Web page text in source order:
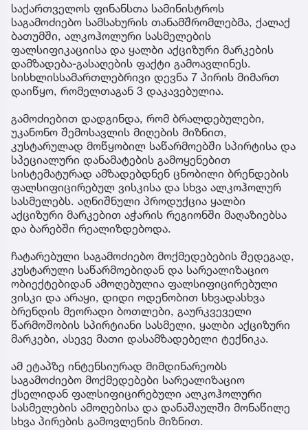
საქართველოს ფინანსთა სამინისტროს
საგამოძიებო სამსახურის თანამშრომლებმა, ქალაქ
ბათუმში, ალკოჰოლური სასმელების
ფალსიფიკაციისა და ყალბი აქციზური მარკების
დამზადება-გასაღების ფაქტი გამოავლინეს.
სისხლისსამართლებრივი დევნა 7 პირის მიმართ
დაიწყო, რომელთაგან 3 დაკავებულია.
გამოძიებით დადგინდა, რომ ბრალდებულები,
უკანონო შემოსავლის მიღების მიზნით,
კუსტარულად მოწყობილ საწარმოებში სპირტისა და
სპეციალური დანამატების გამოყენებით
სისტემატურად ამზადებდნენ ცნობილი ბრენდების
ფალსიფიცირებულ ვისკისა და სხვა ალკოჰოლურ
სასმელებს. აღნიშნული პროდუქცია ყალბი
აქციზური მარკებით აჭარის რეგიონში მაღაზიებსა
და ბარებში რეალიზდებოდა.
ჩატარებული საგამოძიებო მოქმედებების შედეგად,
კუსტარული საწარმოებიდან და სარეალიზაციო
ობიექტებიდან ამოღებულია ფალსიფიცირებული
ვისკი და არაყი, დიდი ოდენობით სხვადასხვა
ბრენდის მეორადი ბოთლები, გაურკვეველი
წარმოშობის სპირტიანი სასმელი, ყალბი აქციზური
მარკები, ასევე მათი დასამზადებელი ტექნიკა.
ამ ეტაპზე ინტენსიურად მიმდინარეობს
საგამოძიებო მოქმედებები სარეალიზაციო
ქსელიდან ფალსიფიცირებული ალკოჰოლური
სასმელების ამოღებისა და დანაშაულში მონაწილე
სხვა პირების გამოვლენის მიზნით.